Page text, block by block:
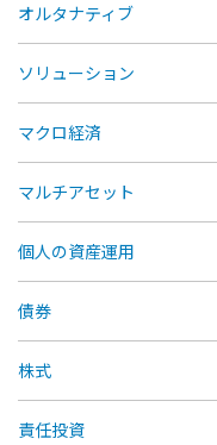
オルタナティブ
ソリューション
マクロ経済
マルチアセット
個人の資産運用
債券
株式
責任投資